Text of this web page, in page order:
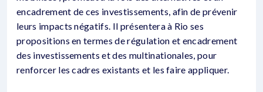
encadrement de ces investissements, afin de prévenir
leurs impacts négatifs. Il présentera à Rio ses
propositions en termes de régulation et encadrement
des investissements et des multinationales, pour
renforcer les cadres existants et les faire appliquer.